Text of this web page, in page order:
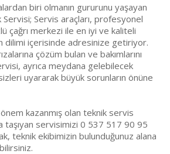
biri olmanın gururunu yaşayan
Servisi; Servis araçları, profesyonel
çağrı merkezi ile en iyi ve kaliteli
dilimi içerisinde adresinize getiriyor.
çözüm bulan ve bakımlarını
ayrıca meydana gelebilecek
uyararak büyük sorunların önüne
kazanmış olan teknik servis
taşıyan servisimizi 0 537 517 90 95
teknik ekibimizin bulunduğunuz alana